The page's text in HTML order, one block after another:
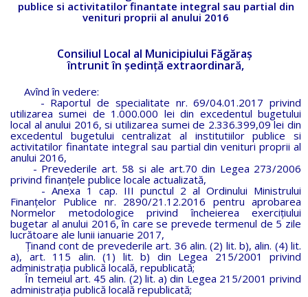
publice si activitatilor finantate integral sau partial din
venituri proprii al anului 2016
Consiliul Local al Municipiului Făgăraş
întrunit în şedinţă extraordinară,
Avînd în vedere:
- Raportul de specialitate nr. 69/04.01.2017 privind
utilizarea sumei de 1.000.000 lei din excedentul bugetului
local al anului 2016, si utilizarea sumei de 2.336.399,09 lei din
excedentul bugetului centralizat al institutiilor publice si
activitatilor finantate integral sau partial din venituri proprii al
anului 2016,
- Prevederile art. 58 si ale art.70 din Legea 273/2006
privind finanţele publice locale actualizată,
- Anexa 1 cap. III punctul 2 al Ordinului Ministrului
Finanțelor Publice nr. 2890/21.12.2016 pentru aprobarea
Normelor metodologice privind încheierea exercițiului
bugetar al anului 2016, în care se prevede termenul de 5 zile
lucrătoare ale lunii ianuarie 2017,
Ținand cont de prevederile art. 36 alin. (2) lit. b), alin. (4) lit.
a), art. 115 alin. (1) lit. b) din Legea 215/2001 privind
administraţia publică locală, republicată;
În temeiul art. 45 alin. (2) lit. a) din Legea 215/2001 privind
administraţia publică locală republicată;